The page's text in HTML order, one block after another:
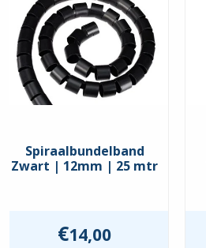
Spiraalbundelband
Zwart | 12mm | 25 mtr
€14,00